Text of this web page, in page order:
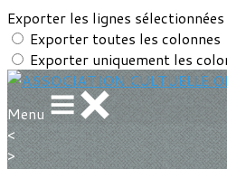
Exporter les lignes sélectionnées
Exporter toutes les colonnes
Exporter uniquement les
Menu
<
>